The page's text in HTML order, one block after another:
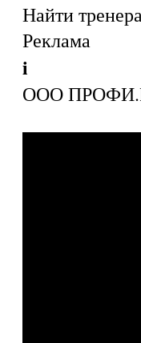
Найти
Реклама
i
ООО